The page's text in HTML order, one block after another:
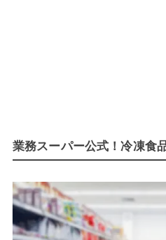
業務スーパー公式！冷凍食